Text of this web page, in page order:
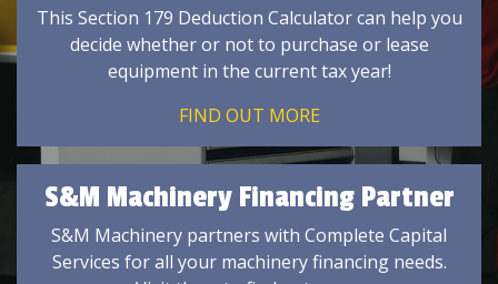
This Section 179 Deduction Calculator can help you
decide whether or not to purchase or lease
equipment in the current tax year!
FIND OUT MORE
S&M Machinery Financing Partner
S&M Machinery partners with Complete Capital
Services for all your machinery financing needs.